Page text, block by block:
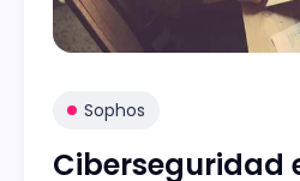
Sophos
Ciberseguridad